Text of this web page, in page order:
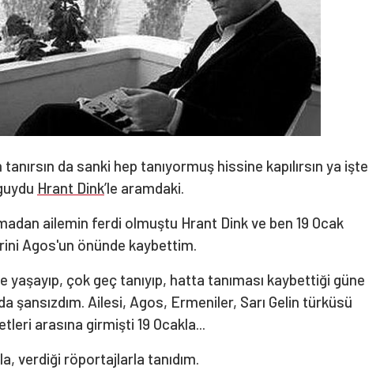
da sanki hep tanıyormuş hissine kapılırsın ya işte
Hrant Dink’le aramdaki.
ailemin ferdi olmuştu Hrant Dink ve ben 19 Ocak
Agos'un önünde kaybettim.
yaşayıp, çok geç tanıyıp, hatta tanıması kaybettiği güne
şansızdım. Ailesi, Agos, Ermeniler, Sarı Gelin türküsü
arasına girmişti 19 Ocakla...
verdiği röportajlarla tanıdım.